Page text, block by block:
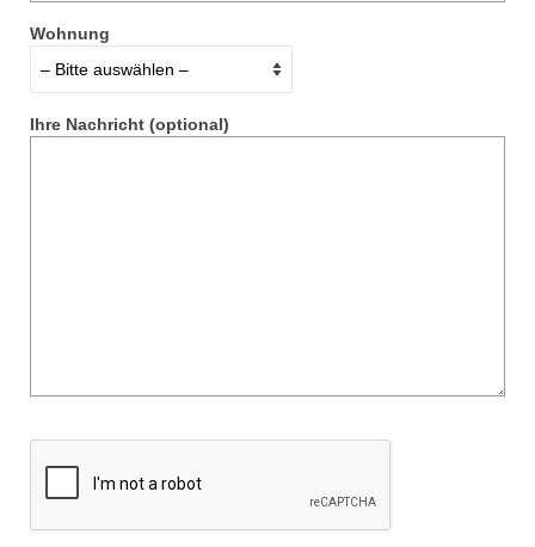
Wohnung
Ihre Nachricht (optional)